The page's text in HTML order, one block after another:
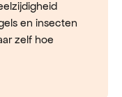
en insecten
zelf hoe